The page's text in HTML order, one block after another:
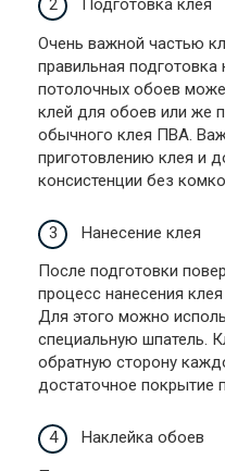
Подготовка клея
Очень важной частью
правильная подготовка
потолочных обоев
клей для обоев или же
обычного клея ПВА.
приготовлению клея и
консистенции без
Нанесение клея
После подготовки
процесс нанесения
Для этого можно
специальную шпатель.
обратную сторону
достаточное покрытие
Наклейка обоев